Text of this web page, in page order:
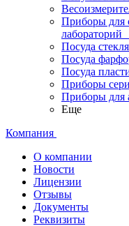
Приборы для
лабораторий
Посуда
Посуда
Посуда
Приборы
Приборы для
Еще
Компания
О компании
Новости
Лицензии
Отзывы
Документы
Реквизиты